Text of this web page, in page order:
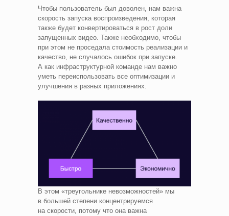
Чтобы пользователь был доволен, нам важна
скорость запуска воспроизведения, которая
также будет конвертироваться в рост доли
запущенных видео. Также необходимо, чтобы
при этом не проседала стоимость реализации и
качество, не случалось ошибок при запуске.
А как инфраструктурной команде нам важно
уметь переиспользовать все оптимизации и
улучшения в разных приложениях.
В этом «треугольнике невозможностей» мы
в большей степени концентрируемся
на скорости, потому что она важна